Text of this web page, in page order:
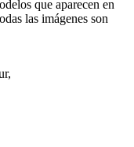
que aparecen en
las imágenes son